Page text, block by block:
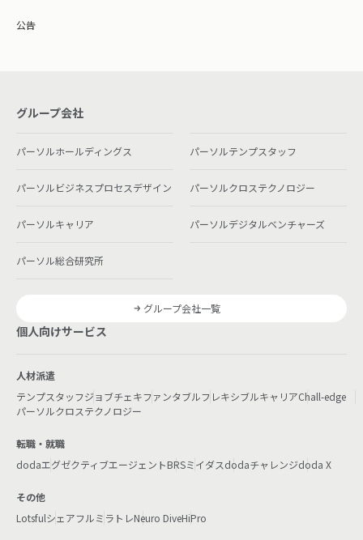
公告
グループ会社
パーソルホールディングス パーソルテンプスタッフ
パーソルビジネスプロセスデザイン パーソルクロステクノロジー
パーソルキャリア パーソルデジタルベンチャーズ
パーソル総合研究所
グループ会社一覧
個人向けサービス
人材派遣
テンプスタッフジョブチェキファンタブルフレキシブルキャリアChall-edge
パーソルクロステクノロジー
転職・就職
dodaエグゼクティブエージェントBRSミイダスdodaチャレンジdoda X
その他
LotsfulシェアフルミラトレNeuro DiveHiPro